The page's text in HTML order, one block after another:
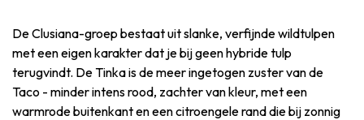
De Clusiana-groep bestaat uit slanke, verfijnde wildtulpen
met een eigen karakter dat je bij geen hybride tulp
terugvindt. De Tinka is de meer ingetogen zuster van de
Taco - minder intens rood, zachter van kleur, met een
warmrode buitenkant en een citroengele rand die bij zonnig